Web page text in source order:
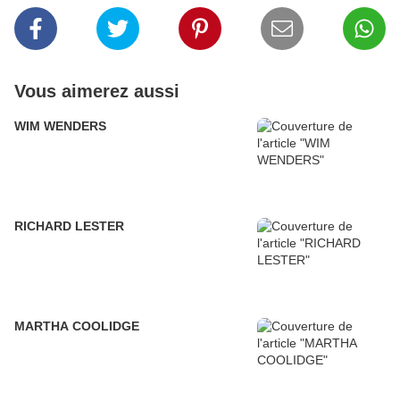
Vous aimerez aussi
WIM WENDERS
RICHARD LESTER
MARTHA COOLIDGE